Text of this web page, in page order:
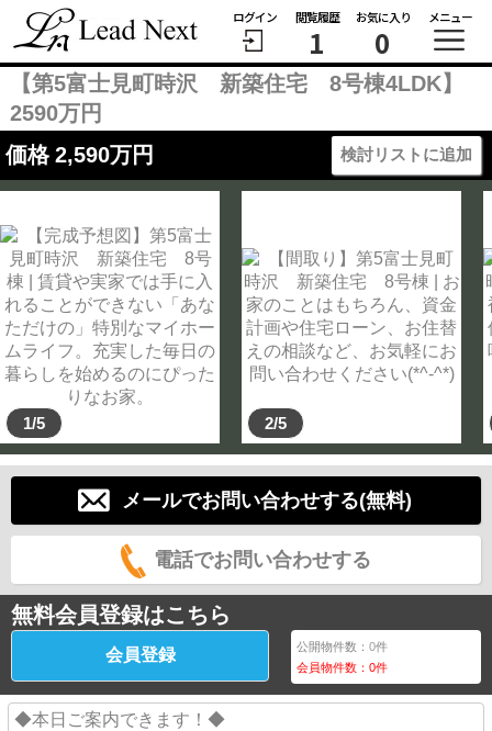
ログイン 閲覧履歴
1
お気に入り
0
メニュー
【第5富士見町時沢 新築住宅 8号棟4LDK】
2590万円
価格 2,590万円 検討リストに追加
1/5 2/5
メールでお問い合わせする(無料)
電話でお問い合わせする
無料会員登録はこちら
会員登録 公開物件数：0件
会員物件数：0件
◆本日ご案内できます！◆